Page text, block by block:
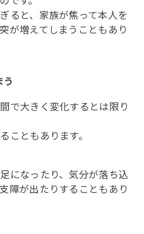
ると、家族が焦って本人を
が増えてしまうこともあり
で大きく変化するとは限り
こともあります。
になったり、気分が落ち込
障が出たりすることもあり